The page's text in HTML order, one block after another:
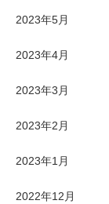
2023年5月
2023年4月
2023年3月
2023年2月
2023年1月
2022年12月